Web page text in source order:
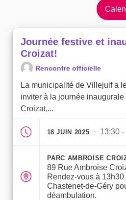
Journée festive et
Croizat!
Rencontre officielle
La municipalité de Villejuif a
inviter à la journée
Croizat,...
18 JUIN 2025 · 13:30
PARC AMBROISE
89 Rue Ambroise
Rendez-vous à
Chastenet-de-Géry
déambulation.